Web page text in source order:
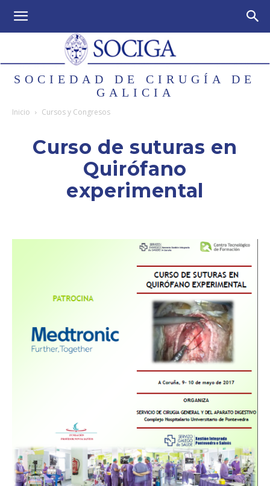
SOCIEDAD DE CIRUGÍA DE
GALICIA
Inicio Cursos y Congresos
Curso de suturas en
Quirófano
experimental